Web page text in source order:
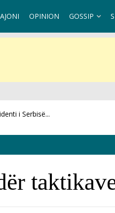
OPINION GOSSIP
i Serbisë...